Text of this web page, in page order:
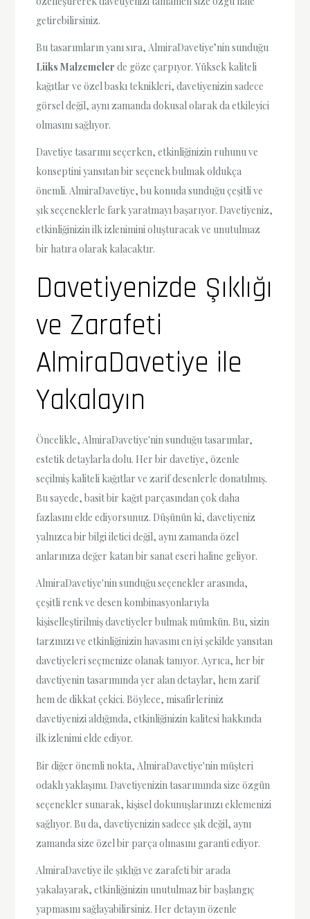
getirebilirsiniz.
Bu tasarımların yanı sıra, AlmiraDavetiye’nin sunduğu
Lüks Malzemeler de göze çarpıyor. Yüksek kaliteli
kağıtlar ve özel baskı teknikleri, davetiyenizin sadece
görsel değil, aynı zamanda dokusal olarak da etkileyici
olmasını sağlıyor.
Davetiye tasarımı seçerken, etkinliğinizin ruhunu ve
konseptini yansıtan bir seçenek bulmak oldukça
önemli. AlmiraDavetiye, bu konuda sunduğu çeşitli ve
şık seçeneklerle fark yaratmayı başarıyor. Davetiyeniz,
etkinliğinizin ilk izlenimini oluşturacak ve unutulmaz
bir hatıra olarak kalacaktır.
Davetiyenizde Şıklığı
ve Zarafeti
AlmiraDavetiye ile
Yakalayın
Öncelikle, AlmiraDavetiye'nin sunduğu tasarımlar,
estetik detaylarla dolu. Her bir davetiye, özenle
seçilmiş kaliteli kağıtlar ve zarif desenlerle donatılmış.
Bu sayede, basit bir kağıt parçasından çok daha
fazlasını elde ediyorsunuz. Düşünün ki, davetiyeniz
yalnızca bir bilgi iletici değil, aynı zamanda özel
anlarınıza değer katan bir sanat eseri haline geliyor.
AlmiraDavetiye'nin sunduğu seçenekler arasında,
çeşitli renk ve desen kombinasyonlarıyla
kişiselleştirilmiş davetiyeler bulmak mümkün. Bu, sizin
tarzınızı ve etkinliğinizin havasını en iyi şekilde yansıtan
davetiyeleri seçmenize olanak tanıyor. Ayrıca, her bir
davetiyenin tasarımında yer alan detaylar, hem zarif
hem de dikkat çekici. Böylece, misafirleriniz
davetiyenizi aldığında, etkinliğinizin kalitesi hakkında
ilk izlenimi elde ediyor.
Bir diğer önemli nokta, AlmiraDavetiye'nin müşteri
odaklı yaklaşımı. Davetiyenizin tasarımında size özgün
seçenekler sunarak, kişisel dokunuşlarınızı eklemenizi
sağlıyor. Bu da, davetiyenizin sadece şık değil, aynı
zamanda size özel bir parça olmasını garanti ediyor.
AlmiraDavetiye ile şıklığı ve zarafeti bir arada
yakalayarak, etkinliğinizin unutulmaz bir başlangıç
yapmasını sağlayabilirsiniz. Her detayın özenle